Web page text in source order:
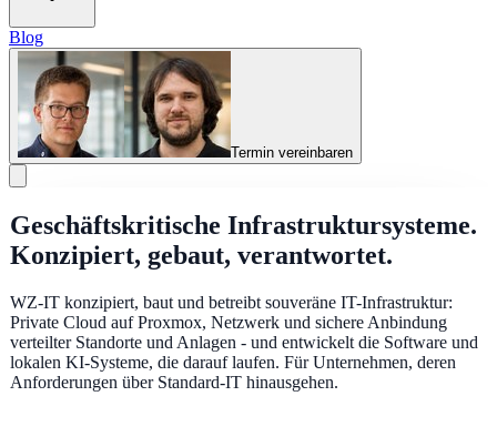
Blog
Termin vereinbaren
Geschäftskritische Infrastruktursysteme.
Konzipiert, gebaut, verantwortet.
WZ-IT konzipiert, baut und betreibt souveräne IT-Infrastruktur:
Private Cloud auf Proxmox, Netzwerk und sichere Anbindung
verteilter Standorte und Anlagen - und entwickelt die Software und
lokalen KI-Systeme, die darauf laufen. Für Unternehmen, deren
Anforderungen über Standard-IT hinausgehen.